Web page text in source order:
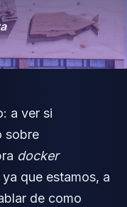
a ver si
sobre
docker
que estamos, a
de como